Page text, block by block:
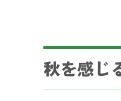
秋を感じ